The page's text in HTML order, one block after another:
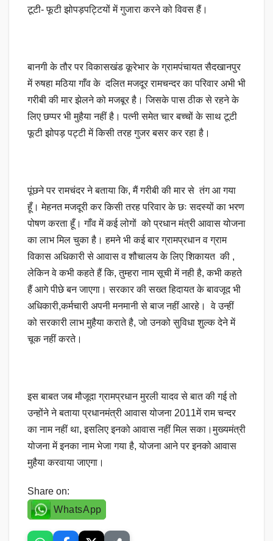
टूटी- फूटी झोपड़पट्टियों में गुजारा करने को विवस हैं।
बानगी के तौर पर विकासखंड कूरेभार के ग्रामपंचायत सैदखानपुर
में रुषहा मठिया गाँव के दलित मजदूर रामचन्दर का परिवार अभी भी
गरीबी की मार झेलने को मजबूर है। जिसके पास ठीक से रहने के
लिए छप्पर भी मुहैया नहीं है। पत्नी समेत चार बच्चों के साथ टूटी
फूटी झोपड़ पट्टी में किसी तरह गुजर बसर कर रहा है।
पूंछने पर रामचंदर ने बताया कि, मैं गरीबी की मार से तंग आ गया
हूँ। मेहनत मजदूरी कर किसी तरह परिवार के छः सदस्यों का भरण
पोषण करता हूँ। गाँव में कई लोगों को प्रधान मंत्री आवास योजना
का लाभ मिल चुका है। हमने भी कई बार ग्रामप्रधान व ग्राम
विकास अधिकारी से आवास व शौचालय के लिए शिकायत की ,
लेकिन वे कभी कहते हैं कि, तुम्हरा नाम सूची में नही है, कभी कहते
हैं आगे पीछे बन जाएगा। सरकार की सख्त हिदायत के बावजूद भी
अधिकारी,कर्मचारी अपनी मनमानी से बाज नहीं आरहे। वे उन्हीं
को सरकारी लाभ मुहैया कराते है, जो उनको सुविधा शुल्क देने में
चूक नहीं करते।
इस बाबत जब मौजूदा ग्रामप्रधान मुरली यादव से बात की गई तो
उन्होंने ने बताया प्रधानमंत्री आवास योजना 2011में राम चन्दर
का नाम नहीं था, इसलिए इनको आवास नहीं मिल सका।मुख्यमंत्री
योजना में इनका नाम भेजा गया है, योजना आने पर इनको आवास
मुहैया करवाया जाएगा।
Share on:
WhatsApp